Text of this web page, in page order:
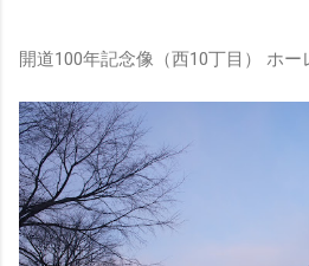
開道100年記念像（西10丁目） ホー